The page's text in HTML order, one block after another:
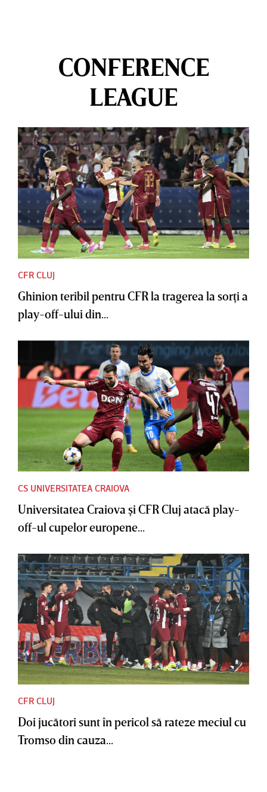
CONFERENCE
LEAGUE
CFR CLUJ
Ghinion teribil pentru CFR la tragerea la sorţi a
play-off-ului din...
CS UNIVERSITATEA CRAIOVA
Universitatea Craiova şi CFR Cluj atacă play-
off-ul cupelor europene...
CFR CLUJ
Doi jucători sunt în pericol să rateze meciul cu
Tromso din cauza...